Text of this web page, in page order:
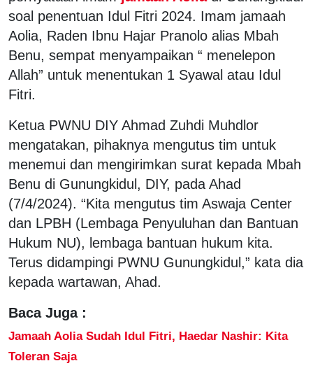
soal penentuan Idul Fitri 2024. Imam jamaah
Aolia, Raden Ibnu Hajar Pranolo alias Mbah
Benu, sempat menyampaikan “ menelepon
Allah” untuk menentukan 1 Syawal atau Idul
Fitri.
Ketua PWNU DIY Ahmad Zuhdi Muhdlor
mengatakan, pihaknya mengutus tim untuk
menemui dan mengirimkan surat kepada Mbah
Benu di Gunungkidul, DIY, pada Ahad
(7/4/2024). “Kita mengutus tim Aswaja Center
dan LPBH (Lembaga Penyuluhan dan Bantuan
Hukum NU), lembaga bantuan hukum kita.
Terus didampingi PWNU Gunungkidul,” kata dia
kepada wartawan, Ahad.
Baca Juga :
Jamaah Aolia Sudah Idul Fitri, Haedar Nashir: Kita
Toleran Saja